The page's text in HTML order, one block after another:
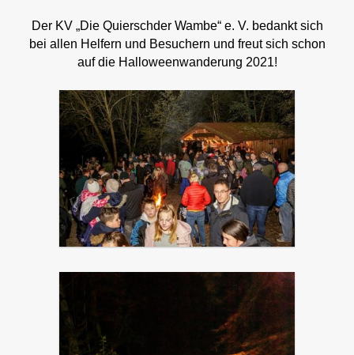
Der KV „Die Quierschder Wambe“ e. V. bedankt sich
bei allen Helfern und Besuchern und freut sich schon
auf die Halloweenwanderung 2021!